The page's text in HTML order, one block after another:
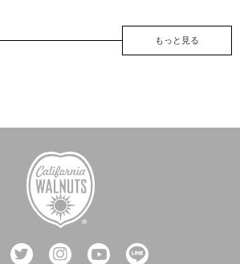
もっと見る